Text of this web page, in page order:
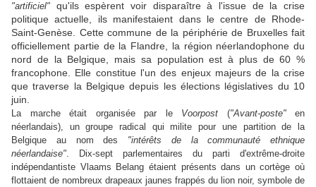
"artificiel" qu'ils espèrent voir disparaître à l'issue de la crise
politique actuelle, ils manifestaient dans le centre de Rhode-
Saint-Genèse. Cette commune de la périphérie de Bruxelles fait
officiellement partie de la Flandre, la région néerlandophone du
nord de la Belgique, mais sa population est à plus de 60 %
francophone. Elle constitue l'un des enjeux majeurs de la crise
que traverse la Belgique depuis les élections législatives du 10
juin.
La marche était organisée par le Voorpost ("Avant-poste"en
néerlandais), un groupe radical qui milite pour une partition de la
Belgique au nom des "intérêts de la communauté ethnique
néerlandaise". Dix-sept parlementaires du parti d'extrême-droite
indépendantiste Vlaams Belang étaient présents dans un cortège où
flottaient de nombreux drapeaux jaunes frappés du lion noir, symbole de